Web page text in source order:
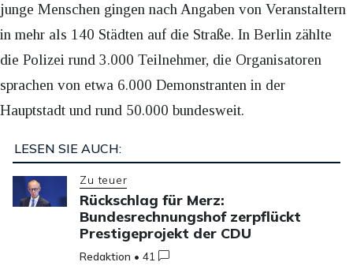
junge Menschen gingen nach Angaben von Veranstaltern
in mehr als 140 Städten auf die Straße. In Berlin zählte
die Polizei rund 3.000 Teilnehmer, die Organisatoren
sprachen von etwa 6.000 Demonstranten in der
Hauptstadt und rund 50.000 bundesweit.
LESEN SIE AUCH:
Zu teuer
Rückschlag für Merz:
Bundesrechnungshof zerpflückt
Prestigeprojekt der CDU
Redaktion •41